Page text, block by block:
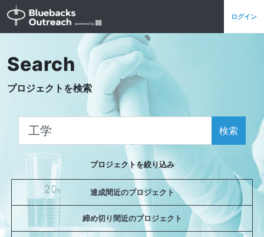
ログイン
Search
プロジェクトを検索
検索
プロジェクトを絞り込み
達成間近のプロジェクト
締め切り間近のプロジェクト